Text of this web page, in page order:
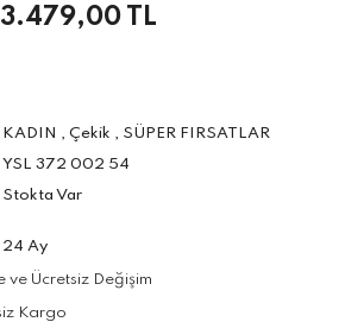
TL
KADIN ,Çekik , SÜPER FIRSATLAR
YSL 372 002 54
Stokta Var
24 Ay
ve Ücretsiz Değişim
Kargo